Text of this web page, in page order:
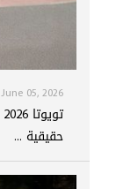
June 05, 2026
حقيقية ...